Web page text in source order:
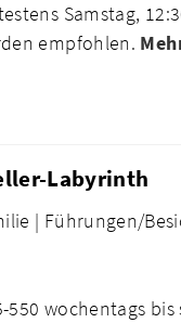
Samstag,
empfohlen.
Labyrinth
| Führungen/
wochentags